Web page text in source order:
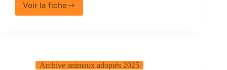
Voir la fiche
Masha
Archive animaux adoptés 2025